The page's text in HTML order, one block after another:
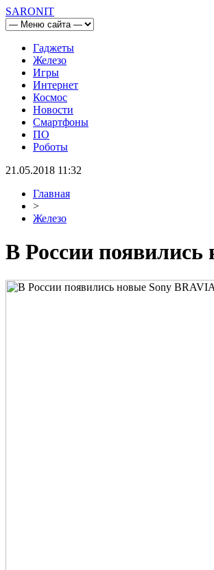
SARONIT
Гаджеты
Железо
Игры
Интернет
Космос
Новости
Смартфоны
ПО
Роботы
21.05.2018 11:32
Главная
>
Железо
В России появились